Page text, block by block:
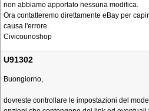
non abbiamo apportato nessuna modifica.
Ora contatteremo direttamente eBay per
causa l'errore.
Civicounoshop
U91302
Buongiorno,
dovreste controllare le impostazioni del